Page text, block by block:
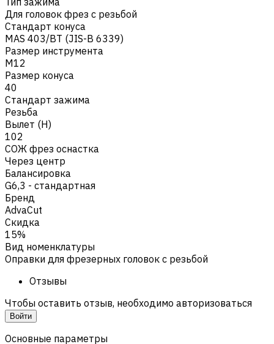
Для головок фрез с резьбой
Стандарт конуса
MAS 403/BT (JIS-B 6339)
Размер инструмента
M12
Размер конуса
40
Стандарт зажима
Резьба
Вылет (H)
102
СОЖ фрез оснастка
Через центр
Балансировка
G6,3 - стандартная
Бренд
AdvaCut
Скидка
15%
Вид номенклатуры
Оправки для фрезерных головок с резьбой
Отзывы
Чтобы оставить отзыв, необходимо авторизоваться
Войти
Основные параметры